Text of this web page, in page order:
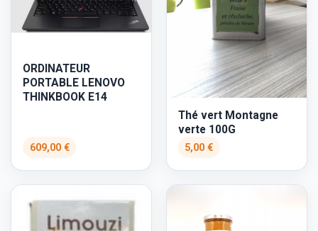
ORDINATEUR
PORTABLE LENOVO
THINKBOOK E14
609,00 €
Thé vert Montagne
verte 100G
5,00 €